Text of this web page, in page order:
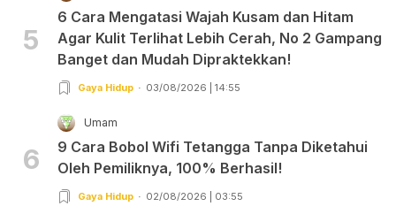
5
6 Cara Mengatasi Wajah Kusam dan Hitam
Agar Kulit Terlihat Lebih Cerah, No 2 Gampang
Banget dan Mudah Dipraktekkan!
Gaya Hidup 03/08/2026 | 14:55
6
Umam
9 Cara Bobol Wifi Tetangga Tanpa Diketahui
Oleh Pemiliknya, 100% Berhasil!
Gaya Hidup 02/08/2026 | 03:55